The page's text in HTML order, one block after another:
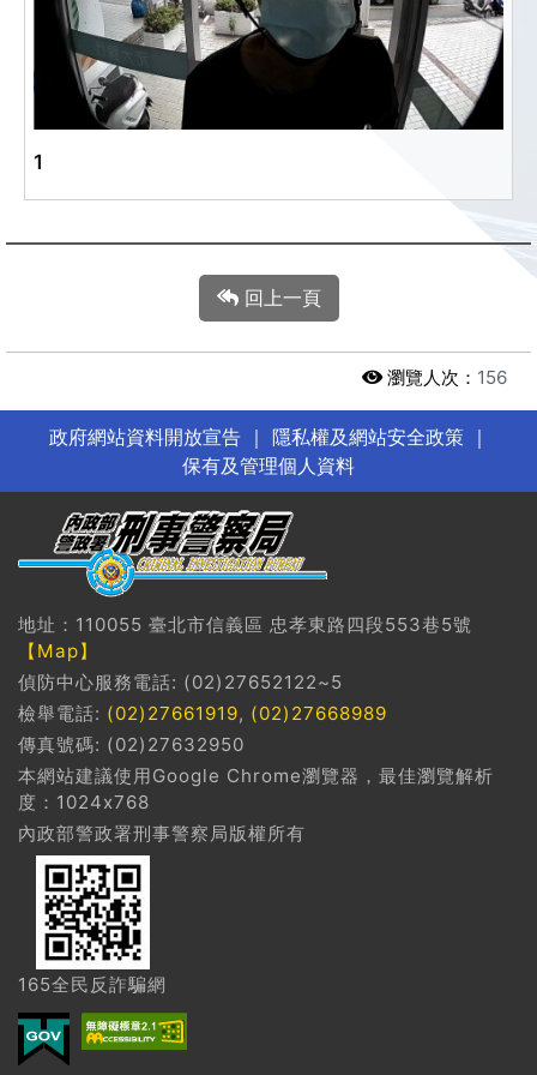
1
回上一頁
瀏覽人次： 156
政府網站資料開放宣告｜ 隱私權及網站安全政策｜
保有及管理個人資料
地址：110055 臺北市信義區 忠孝東路四段553巷5號
【Map】
偵防中心服務電話: (02)27652122~5
檢舉電話: (02)27661919, (02)27668989
傳真號碼: (02)27632950
本網站建議使用Google Chrome瀏覽器，最佳瀏覽解析
度：1024x768
內政部警政署刑事警察局版權所有
165全民反詐騙網